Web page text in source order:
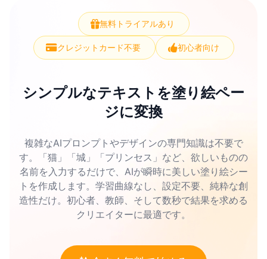
無料トライアルあり
クレジットカード不要 初心者向け
シンプルなテキストを塗り絵ペー
ジに変換
複雑なAIプロンプトやデザインの専門知識は不要で
す。「猫」「城」「プリンセス」など、欲しいものの
名前を入力するだけで、AIが瞬時に美しい塗り絵シー
トを作成します。学習曲線なし、設定不要、純粋な創
造性だけ。初心者、教師、そして数秒で結果を求める
クリエイターに最適です。